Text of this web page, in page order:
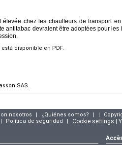
chez les chauffeurs de transport
antitabac devraient être adoptées pour
disponible en PDF.
SAS.
nosotros | ¿Quiénes somos? | |
| Política de seguridad | Cookie settings |